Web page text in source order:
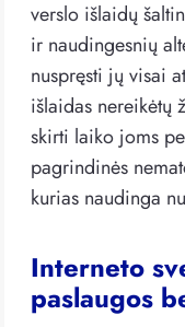
verslo išlaidų
ir naudingesnių
nuspręsti jų visai
išlaidas nereikėtų
skirti laiko joms
pagrindinės
kurias naudinga
Interneto
paslaugos